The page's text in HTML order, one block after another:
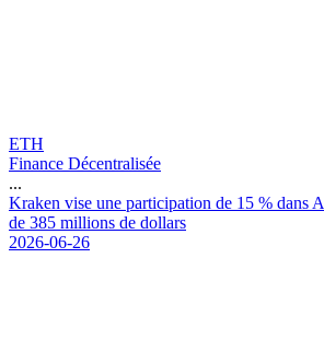
ETH
Finance Décentralisée
...
Kraken vise une participation de 1 5 % dans A
de 385 millions de dollars
2026-06-26